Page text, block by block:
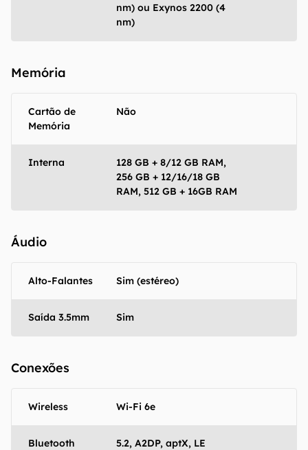
nm) ou Exynos 2200 (4
nm)
Memória
Cartão de
Memória
Não
Interna
128 GB + 8/12 GB RAM,
256 GB + 12/16/18 GB
RAM, 512 GB + 16GB RAM
Áudio
Alto-Falantes Sim (estéreo)
Saída 3.5mm Sim
Conexões
Wireless Wi-Fi 6e
Bluetooth 5.2, A2DP, aptX, LE